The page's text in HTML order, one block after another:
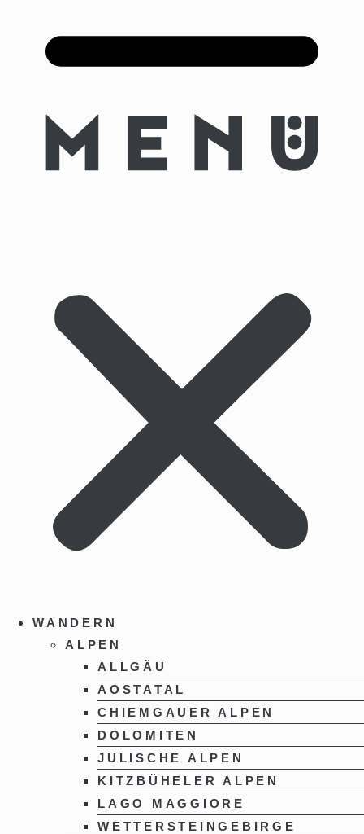
WANDERN
ALPEN
ALLGÄU
AOSTATAL
CHIEMGAUER ALPEN
DOLOMITEN
JULISCHE ALPEN
KITZBÜHELER ALPEN
LAGO MAGGIORE
WETTERSTEINGEBIRGE